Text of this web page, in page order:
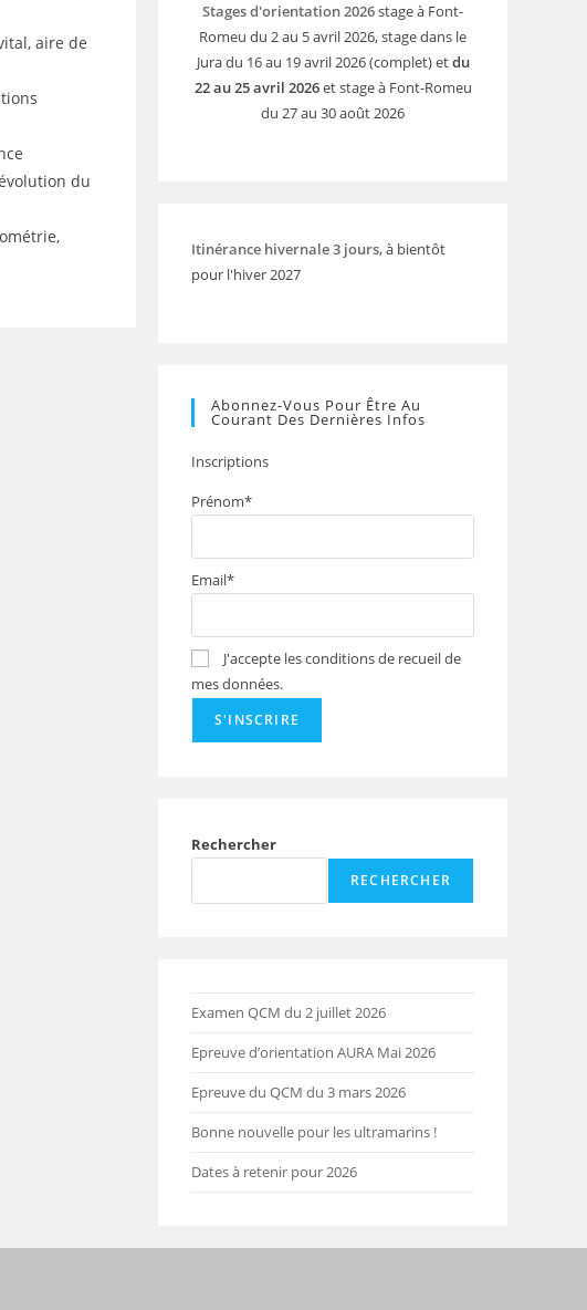
aire de
du
Stages d'orientation 2026stage à Font-
Romeu du 2 au 5 avril 2026, stage dans le
Jura du 16 au 19 avril 2026 (complet) etdu
22 au 25 avril 2026et stage à Font-Romeu
du 27 au 30 août 2026
Itinérance hivernale 3 jours, à bientôt
pour l'hiver 2027
Abonnez-Vous Pour Être Au
Courant Des Dernières Infos
Inscriptions
Prénom*
Email*
J'accepte les conditions de recueil de
mes données.
Rechercher
RECHERCHER
Examen QCM du 2 juillet 2026
Epreuve d’orientation AURA Mai 2026
Epreuve du QCM du 3 mars 2026
Bonne nouvelle pour les ultramarins !
Dates à retenir pour 2026